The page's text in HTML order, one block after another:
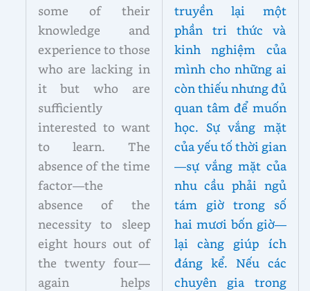
some of their
knowledge and
experience to those
who are lacking in
it but who are
sufficiently
interested to want
to learn. The
absence of the time
factor—the
absence of the
necessity to sleep
eight hours out of
the twenty four—
again helps
truyền lại một
phần tri thức và
kinh nghiệm của
mình cho những ai
còn thiếu nhưng đủ
quan tâm để muốn
học. Sự vắng mặt
của yếu tố thời gian
—sự vắng mặt của
nhu cầu phải ngủ
tám giờ trong số
hai mươi bốn giờ—
lại càng giúp ích
đáng kể. Nếu các
chuyên gia trong